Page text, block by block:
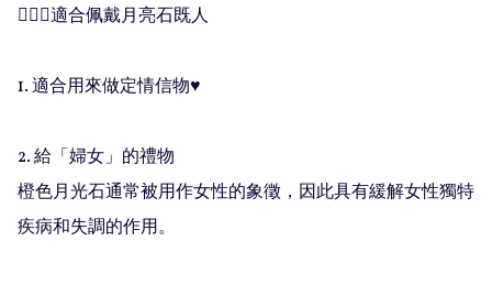
🧚🏻‍♀️適合佩戴月亮石既人
1. 適合用來做定情信物♥️
2. 給「婦女」的禮物
橙色月光石通常被用作女性的象徵，因此具有緩解女性獨特
疾病和失調的作用。